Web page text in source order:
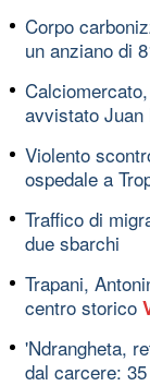
Corpo
un anziano di
avvistato Juan
Violento
ospedale a
Traffico di
due sbarchi
Trapani,
centro storico
'Ndrangheta,
dal carcere: